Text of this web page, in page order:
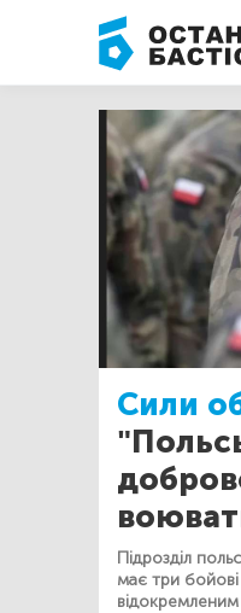
Сили
Підрозділ
має три